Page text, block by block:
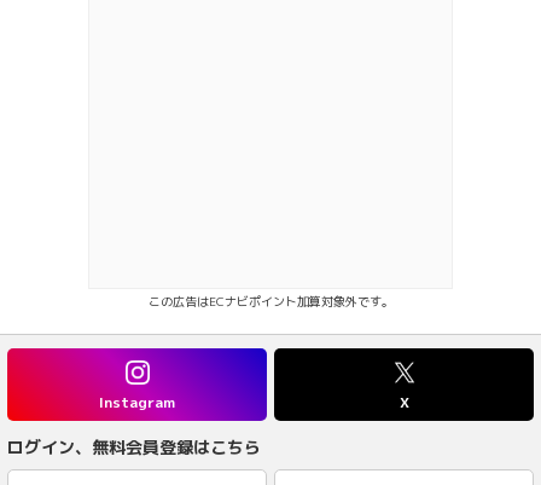
この広告はECナビポイント加算対象外です。
Instagram X
ログイン、無料会員登録はこちら